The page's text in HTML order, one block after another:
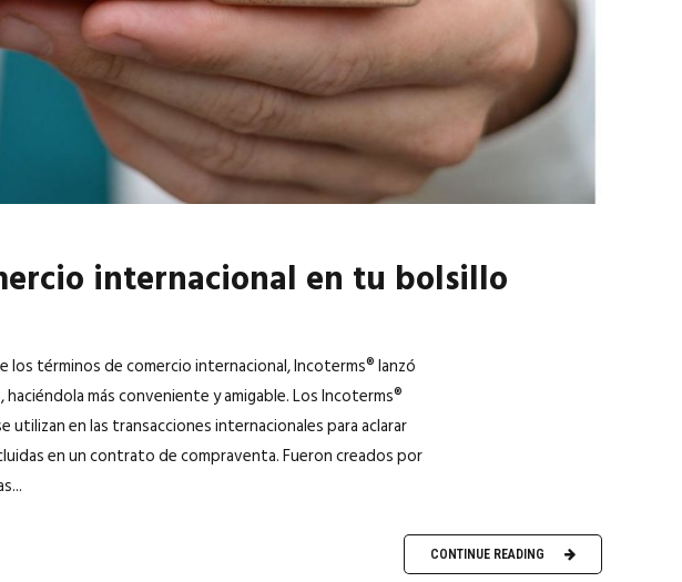
internacional en tu bolsillo
los términos de comercio internacional, Incoterms® lanzó
más conveniente y amigable. Los Incoterms®
en las transacciones internacionales para aclarar
en un contrato de compraventa. Fueron creados por
CONTINUE READING